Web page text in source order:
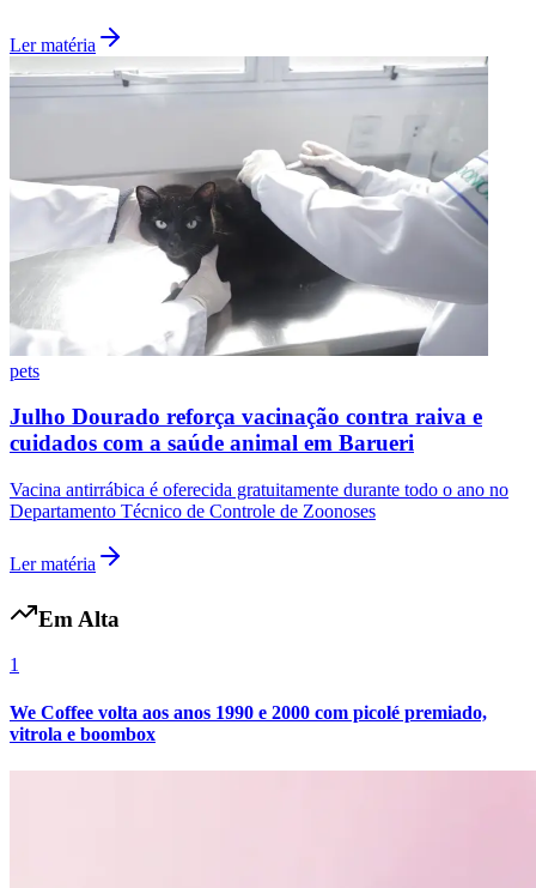
Botafogo
Ler matéria
pets
Julho Dourado reforça vacinação contra raiva e
cuidados com a saúde animal em Barueri
Vacina antirrábica é oferecida gratuitamente durante todo o ano no
Departamento Técnico de Controle de Zoonoses
Ler matéria
Em Alta
1
We Coffee volta aos anos 1990 e 2000 com picolé premiado,
vitrola e boombox